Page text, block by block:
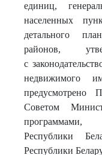
единиц,
населенных
детального
районов,
с
недвижимого
предусмотрено
Советом
программами,
Республики
Республики